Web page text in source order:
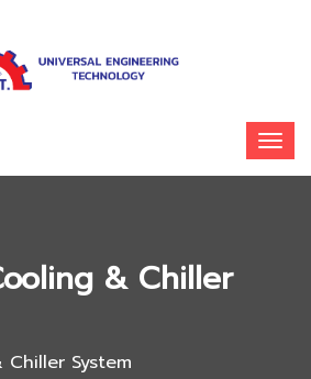
& Chiller
System